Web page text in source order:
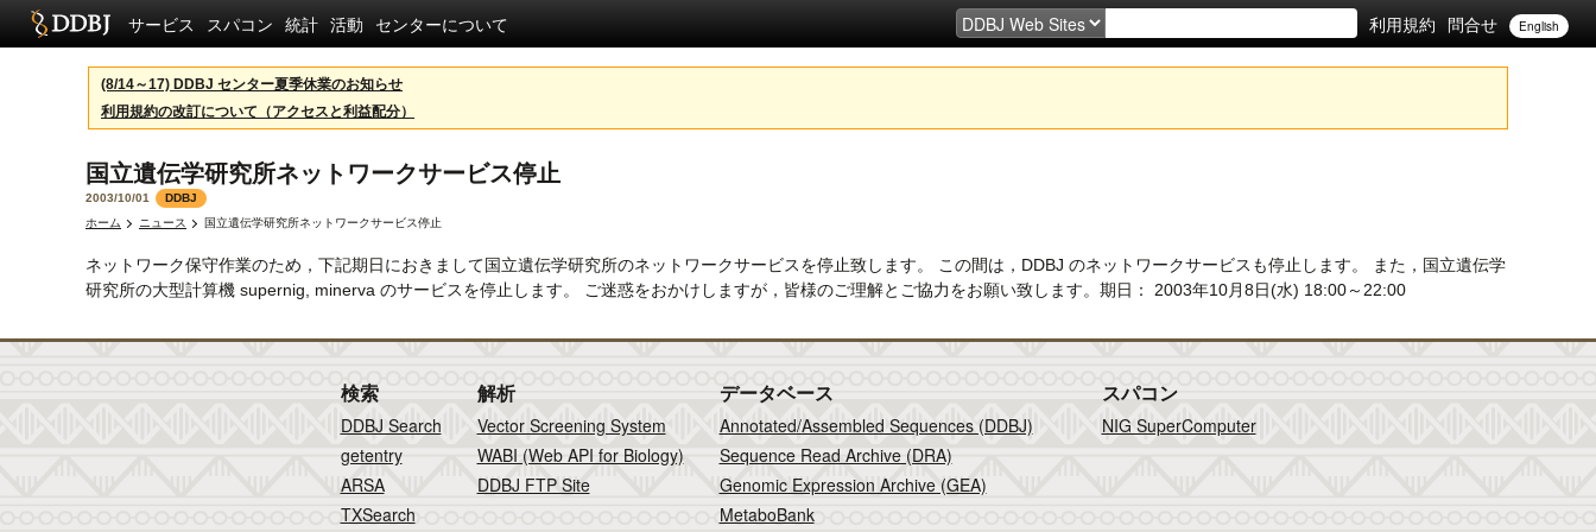
サービス スパコン 統計 活動 センターについて 利用規約 問合せ English
(8/14～17) DDBJ センター夏季休業のお知らせ
利用規約の改訂について（アクセスと利益配分）
国立遺伝学研究所ネットワークサービス停止
2003/10/01
DDBJ
ホーム
ニュース 国立遺伝学研究所ネットワークサービス停止
ネットワーク保守作業のため，下記期日におきまして国立遺伝学研究所のネットワークサービスを停止致します。 この間は，DDBJ のネットワークサービスも停止します。 また，国立遺伝学
研究所の大型計算機 supernig, minerva のサービスを停止します。 ご迷惑をおかけしますが，皆様のご理解とご協力をお願い致します。期日： 2003年10月8日(水) 18:00～22:00
検索
DDBJ Search
getentry
ARSA
TXSearch
解析
Vector Screening System
WABI (Web API for Biology)
DDBJ FTP Site
データベース
Annotated/Assembled Sequences (DDBJ)
Sequence Read Archive (DRA)
Genomic Expression Archive (GEA)
MetaboBank
スパコン
NIG SuperComputer